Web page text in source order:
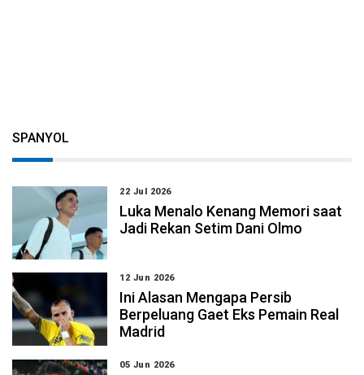
SPANYOL
22 Jul 2026
Luka Menalo Kenang Memori saat
Jadi Rekan Setim Dani Olmo
12 Jun 2026
Ini Alasan Mengapa Persib
Berpeluang Gaet Eks Pemain Real
Madrid
05 Jun 2026